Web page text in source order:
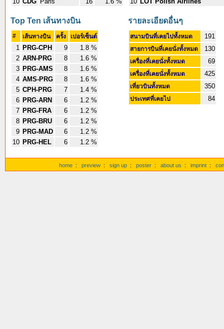
Top Ten เส้นทางบิน
# เส้นทางบิน ครั้ง เปอร์เซ็นต์
1 PRG-CPH 9
1.8 %
2 ARN-PRG 8
1.6 %
3 PRG-AMS 8
1.6 %
4 AMS-PRG 8
1.6 %
5 CPH-PRG 7
1.4 %
6 PRG-ARN 6
1.2 %
7 PRG-FRA 6
1.2 %
8 PRG-BRU 6
1.2 %
9 PRG-MAD 6
1.2 %
10 PRG-HEL 6 1.2 %
รายละเอียดอื่นๆ
สนามบินที่เคยไปทั้งหมด 191
สายการบินที่เคยนั่งทั้งหมด 130
เครื่องที่เคยนั่งทั้งหมด 69
เครื่องที่เคยนั่งทั้งหมด 425
เที่ยวบินทั้งหมด 350
ประเทศที่เคยไป 84
home : preview : sign up : poster : about us : imprint :